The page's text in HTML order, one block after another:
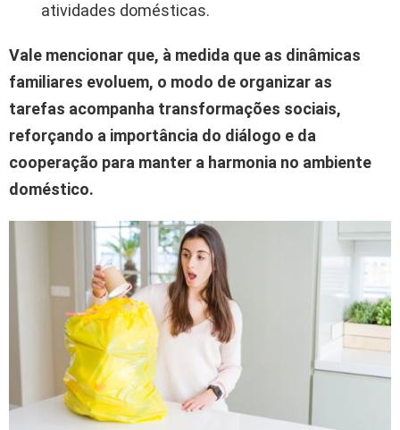
atividades domésticas.
Vale mencionar que, à medida que as dinâmicas
familiares evoluem, o modo de organizar as
tarefas acompanha transformações sociais,
reforçando a importância do diálogo e da
cooperação para manter a harmonia no ambiente
doméstico.